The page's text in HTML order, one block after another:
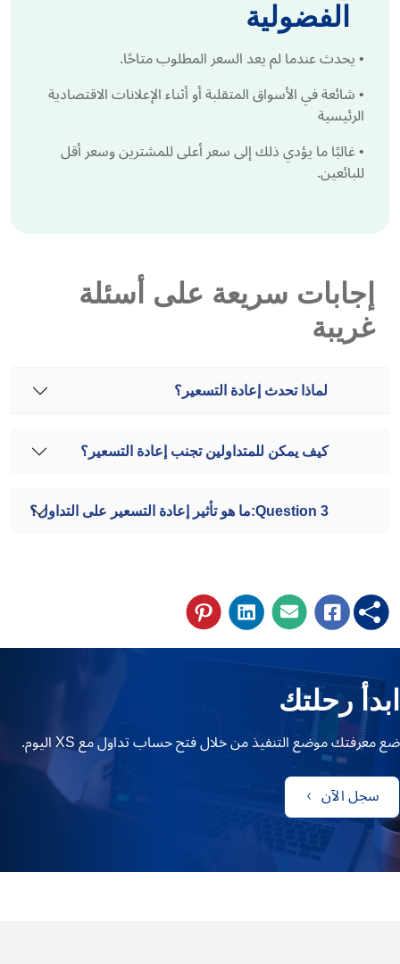
الفضولية
•يحدث عندما لم يعد السعر المطلوب متاحًا.
•شائعة في الأسواق المتقلبة أو أثناء الإعلانات الاقتصادية
الرئيسية
•غالبًا ما يؤدي ذلك إلى سعر أعلى للمشترين وسعر أقل
للبائعين.
إجابات سريعة على أسئلة
غريبة
لماذا تحدث إعادة التسعير؟
كيف يمكن للمتداولين تجنب إعادة التسعير؟
Question 3:ما هو تأثير إعادة التسعير على التداول؟
ابدأ رحلتك
ضع معرفتك موضع التنفيذ من خلال فتح حساب تداول مع XS اليوم.
سجل الآن